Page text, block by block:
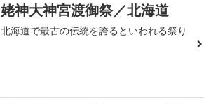
姥神大神宮渡御祭／北海道
北海道で最古の伝統を誇るといわれる祭り